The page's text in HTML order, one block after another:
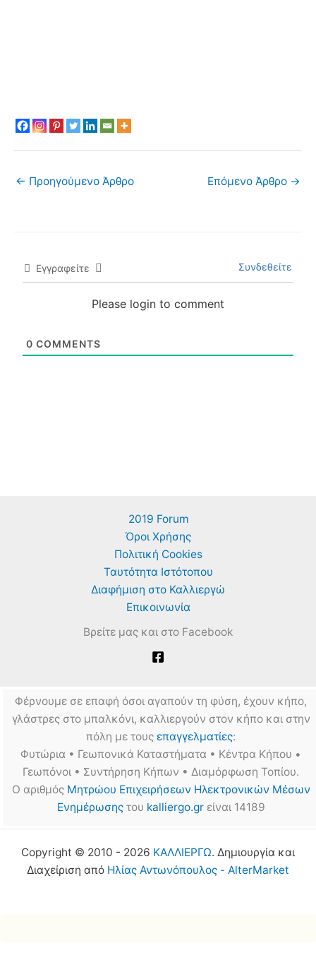
← Προηγούμενο Άρθρο Επόμενο Άρθρο →
Εγγραφείτε Συνδεθείτε
Please login to comment
0 COMMENTS
2019 Forum
Όροι Χρήσης
Πολιτική Cookies
Ταυτότητα Ιστότοπου
Διαφήμιση στο Καλλιεργώ
Επικοινωνία
Βρείτε μας και στο Facebook
Φέρνουμε σε επαφή όσοι αγαπούν τη φύση, έχουν κήπο,
γλάστρες στο μπαλκόνι, καλλιεργούν στον κήπο και στην
πόλη με τους επαγγελματίες:
Φυτώρια • Γεωπονικά Καταστήματα • Κέντρα Κήπου •
Γεωπόνοι • Συντήρηση Κήπων • Διαμόρφωση Τοπίου.
Ο αριθμός Μητρώου Επιχειρήσεων Ηλεκτρονικών Μέσων
Ενημέρωσηςτου kalliergo.grείναι 14189
Copyright © 2010 - 2026 ΚΑΛΛΙΕΡΓΩ. Δημιουργία και
Διαχείριση από Ηλίας Αντωνόπουλος - AlterMarket